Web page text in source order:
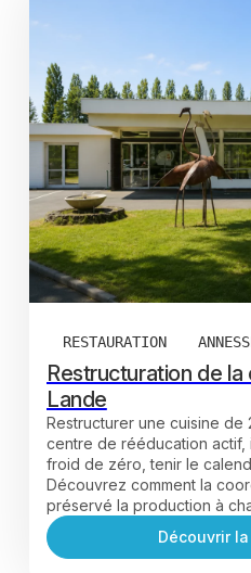
RESTAURATION
Restructuration de
Lande
Restructurer une cuisine de
centre de rééducation actif,
froid de zéro, tenir le
Découvrez comment la
préservé la production à
Découvrir